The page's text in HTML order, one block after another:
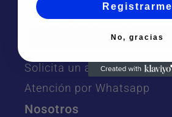
Solicita un asesor
Atención por Whatsapp
Nosotros
Registrarme
No, gracias